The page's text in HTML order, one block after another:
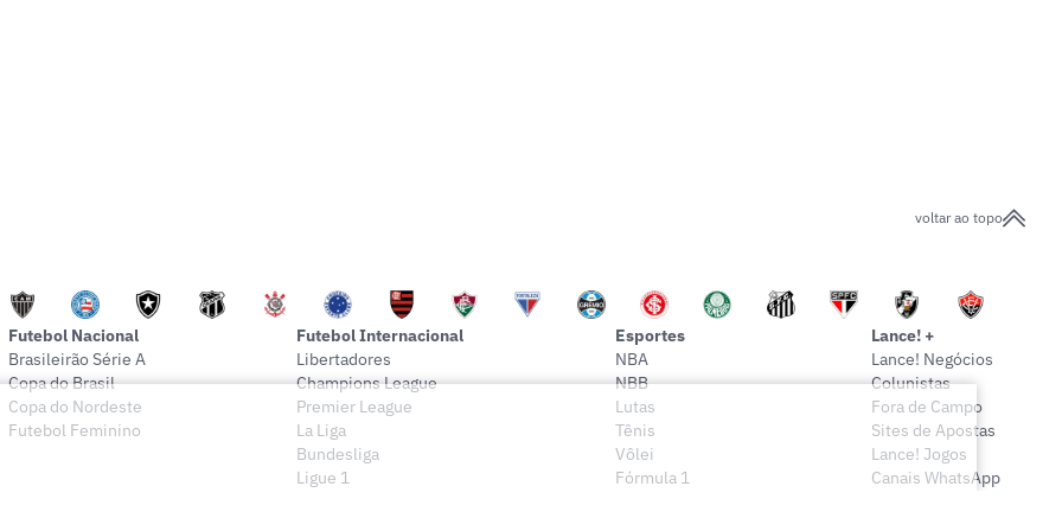
voltar ao topo
Futebol Nacional
Brasileirão Série A
Copa do Brasil
Copa do Nordeste
Futebol Feminino
Futebol Internacional
Libertadores
Champions League
Premier League
La Liga
Bundesliga
Ligue 1
Esportes
NBA
NBB
Lutas
Tênis
Vôlei
Fórmula 1
Lance! +
Lance! Negócios
Colunistas
Fora de Campo
Sites de Apostas
Lance! Jogos
Canais WhatsApp